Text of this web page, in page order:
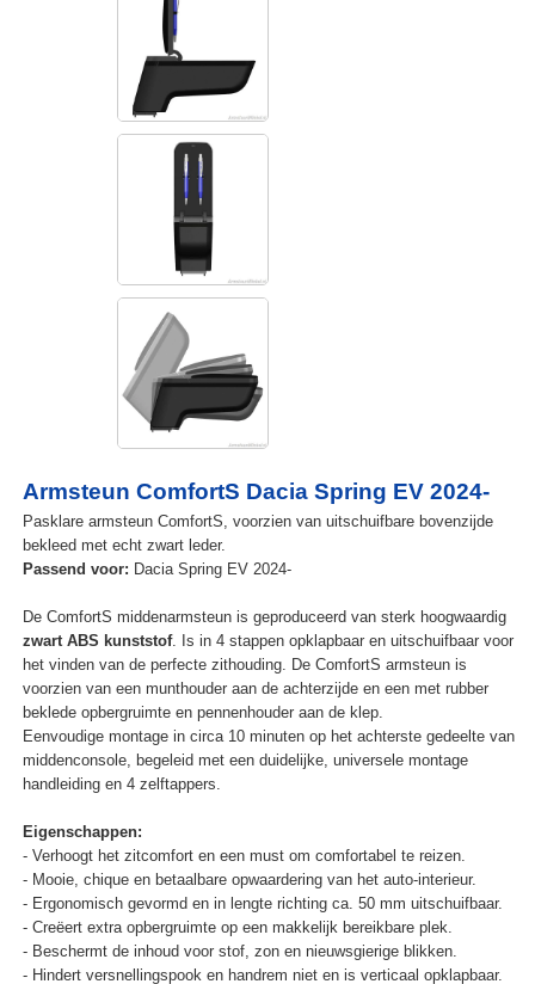
Armsteun ComfortS Dacia Spring EV 2024-
Pasklare armsteun ComfortS, voorzien van uitschuifbare bovenzijde
bekleed met echt zwart leder.
Passend voor: Dacia Spring EV 2024-
De ComfortS middenarmsteun is geproduceerd van sterk hoogwaardig
zwart ABS kunststof. Is in 4 stappen opklapbaar en uitschuifbaar voor
het vinden van de perfecte zithouding. De ComfortS armsteun is
voorzien van een munthouder aan de achterzijde en een met rubber
beklede opbergruimte en pennenhouder aan de klep.
Eenvoudige montage in circa 10 minuten op het achterste gedeelte van
middenconsole, begeleid met een duidelijke, universele montage
handleiding en 4 zelftappers.
Eigenschappen:
- Verhoogt het zitcomfort en een must om comfortabel te reizen.
- Mooie, chique en betaalbare opwaardering van het auto-interieur.
- Ergonomisch gevormd en in lengte richting ca. 50 mm uitschuifbaar.
- Creëert extra opbergruimte op een makkelijk bereikbare plek.
- Beschermt de inhoud voor stof, zon en nieuwsgierige blikken.
- Hindert versnellingspook en handrem niet en is verticaal opklapbaar.